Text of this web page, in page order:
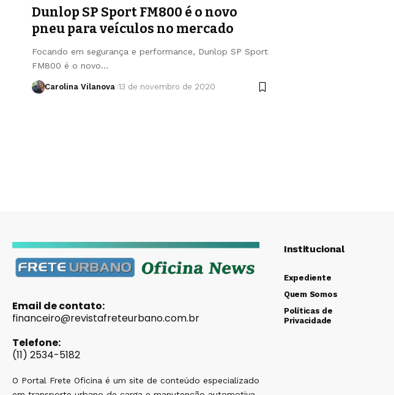
Dunlop SP Sport FM800 é o novo
pneu para veículos no mercado
Focando em segurança e performance, Dunlop SP Sport
FM800 é o novo…
Carolina Vilanova 13 de novembro de 2020
Email de contato:
financeiro@revistafreteurbano.com.br
Telefone:
(11) 2534-5182
O Portal Frete Oficina é um site de conteúdo especializado
Institucional
Expediente
Quem Somos
Políticas de
Privacidade